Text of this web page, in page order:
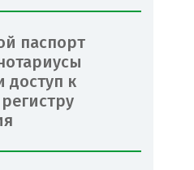
паспорт
доступ к